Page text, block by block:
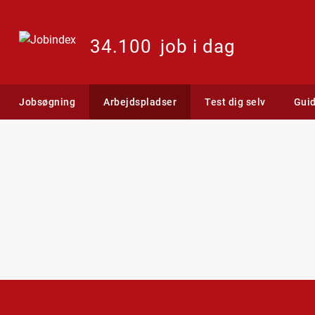
34.100 job i dag
Jobsøgning Arbejdspladser Test dig selv